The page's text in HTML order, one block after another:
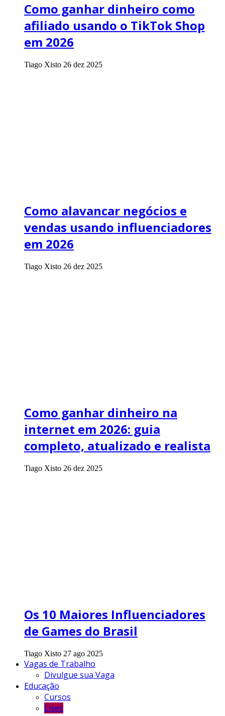
Como ganhar dinheiro como
afiliado usando o TikTok Shop
em 2026
Tiago Xisto 26 dez 2025
Como alavancar negócios e
vendas usando influenciadores
em 2026
Tiago Xisto 26 dez 2025
Como ganhar dinheiro na
internet em 2026: guia
completo, atualizado e realista
Tiago Xisto 26 dez 2025
Os 10 Maiores Influenciadores
de Games do Brasil
Tiago Xisto 27 ago 2025
Vagas de Trabalho
Divulgue sua Vaga
Educação
Cursos
Lives